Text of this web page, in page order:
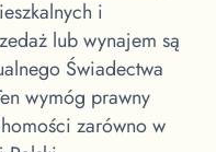
i
lub wynajem są
Świadectwa
wymóg prawny
zarówno w